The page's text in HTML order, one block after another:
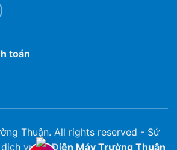
toán
Thuận. All rights reserved - Sử
dịch vụ tạiĐiện Máy Trường Thuận